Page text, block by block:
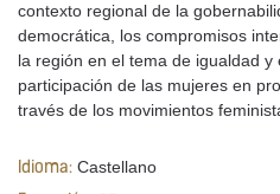
contexto regional de la
democrática, los compromisos
la región en el tema de igualdad
participación de las mujeres en
través de los movimientos
Idioma: Castellano